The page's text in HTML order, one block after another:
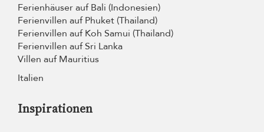
Ferienhäuser auf Bali (Indonesien)
Ferienvillen auf Phuket (Thailand)
Ferienvillen auf Koh Samui (Thailand)
Ferienvillen auf Sri Lanka
Villen auf Mauritius
Italien
Inspirationen